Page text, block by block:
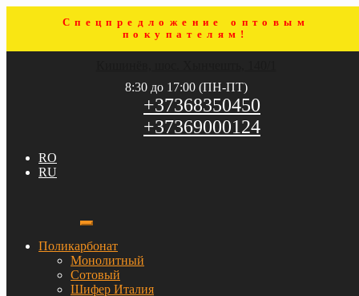
Спецпредложение оптовым
покупателям!
8:30 до 17:00 (ПН-ПТ)
+37368350450
+37369000124
RO
RU
Поликарбонат
Монолитный
Сотовый
Шифер Италия